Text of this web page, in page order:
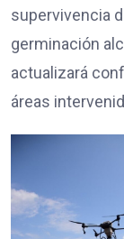
supervivencia
germinación
actualizará
áreas